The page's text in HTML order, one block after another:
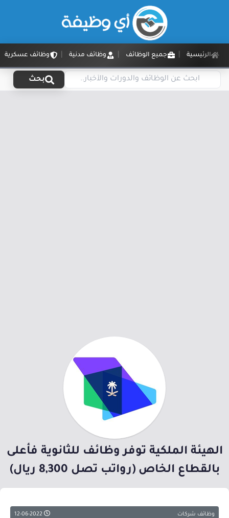
الرئيسية جميع الوظائف وظائف مدنية وظائف عسكرية
بحث
الهيئة الملكية توفر وظائف للثانوية فأعلى
بالقطاع الخاص (رواتب تصل 8,300 ريال)
وظائف شركات